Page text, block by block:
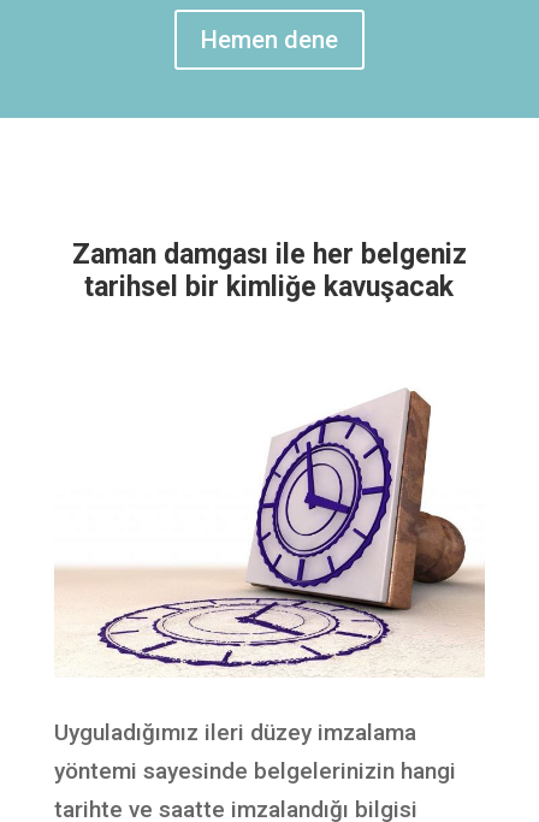
Hemen dene
Zaman damgası ile her belgeniz
tarihsel bir kimliğe kavuşacak
Uyguladığımız ileri düzey imzalama
yöntemi sayesinde belgelerinizin hangi
tarihte ve saatte imzalandığı bilgisi